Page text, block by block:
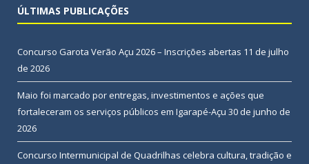
ÚLTIMAS PUBLICAÇÕES
Concurso Garota Verão Açu 2026 – Inscrições abertas 11 de julho
de 2026
Maio foi marcado por entregas, investimentos e ações que
fortaleceram os serviços públicos em Igarapé-Açu 30 de junho de
2026
Concurso Intermunicipal de Quadrilhas celebra cultura, tradição e